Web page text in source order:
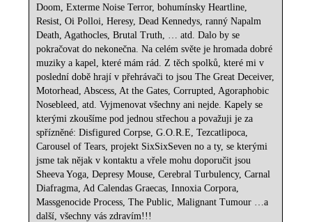
Doom, Exterme Noise Terror, bohumínsky Heartline,
Resist, Oi Polloi, Heresy, Dead Kennedys, ranný Napalm
Death, Agathocles, Brutal Truth, … atd. Dalo by se
pokračovat do nekonečna. Na celém světe je hromada dobré
muziky a kapel, které mám rád. Z těch spolků, které mi v
poslední době hrají v přehrávači to jsou The Great Deceiver,
Motorhead, Abscess, At the Gates, Corrupted, Agoraphobic
Nosebleed, atd. Vyjmenovat všechny ani nejde. Kapely se
kterými zkoušíme pod jednou střechou a považuji je za
spřízněné: Disfigured Corpse, G.O.R.E, Tezcatlipoca,
Carousel of Tears, projekt SixSixSeven no a ty, se kterými
jsme tak nějak v kontaktu a vřele mohu doporučit jsou
Sheeva Yoga, Depresy Mouse, Cerebral Turbulency, Carnal
Diafragma, Ad Calendas Graecas, Innoxia Corpora,
Massgenocide Process, The Public, Malignant Tumour …a
další, všechny vás zdravím!!!